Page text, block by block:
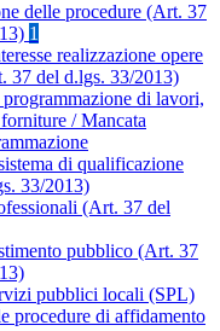
delle procedure (Art. 37
1
realizzazione opere
37 del d.lgs. 33/2013)
di lavori,
/ Mancata
di qualificazione
33/2013)
(Art. 37 del
pubblico (Art. 37
pubblici locali (SPL)
procedure di affidamento